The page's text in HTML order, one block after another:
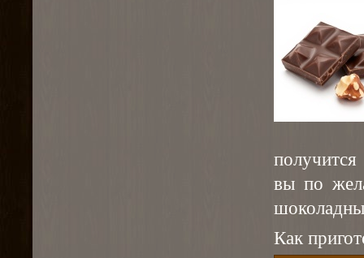
вы по
Как